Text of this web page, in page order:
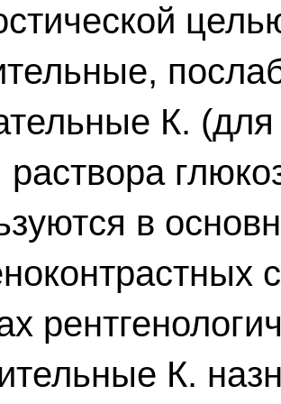
К.
раствора
в
К.